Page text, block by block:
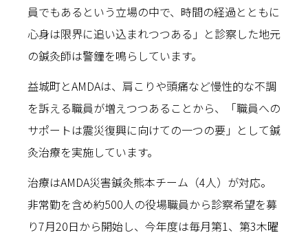
員でもあるという立場の中で、時間の経過とともに
心身は限界に追い込まれつつある」と診察した地元
の鍼灸師は警鐘を鳴らしています。
益城町とAMDAは、肩こりや頭痛など慢性的な不調
を訴える職員が増えつつあることから、「職員への
サポートは震災復興に向けての一つの要」として鍼
灸治療を実施しています。
治療はAMDA災害鍼灸熊本チーム（4人）が対応。
非常勤を含め約500人の役場職員から診察希望を募
り7月20日から開始し、今年度は毎月第1、第3木曜